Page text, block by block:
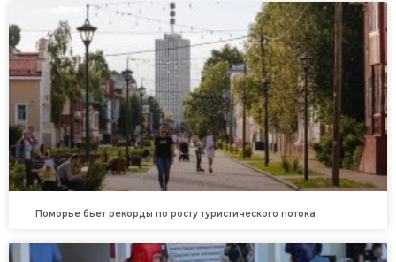
Поморье бьет рекорды по росту туристического потока